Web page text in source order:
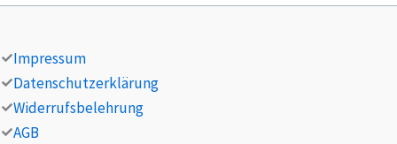
Impressum
Datenschutzerklärung
Widerrufsbelehrung
AGB